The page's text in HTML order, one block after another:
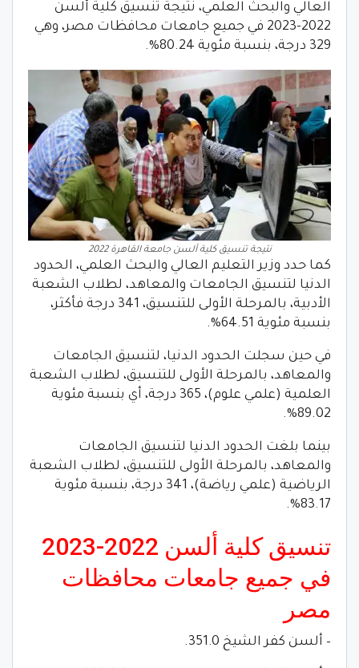
العالي والبحث العلمي، نتيجة تنسيق كلية ألسن
2022-2023 في جميع جامعات محافظات مصر، وهي
329 درجة، بنسبة مئوية 80.24%.
نتيجة تنسيق كلية ألسن جامعة القاهرة 2022
كما حدد وزير التعليم العالي والبحث العلمي، الحدود
الدنيا لتنسيق الجامعات والمعاهد، لطلاب الشعبة
الأدبية، بالمرحلة الأولى للتنسيق، 341 درجة فأكثر،
بنسبة مئوية 64.51%.
في حين سجلت الحدود الدنيا، لتنسيق الجامعات
والمعاهد، بالمرحلة الأولى للتنسيق، لطلاب الشعبة
العلمية (علمي علوم)، 365 درجة، أي بنسبة مئوية
89.02%.
بينما بلغت الحدود الدنيا لتنسيق الجامعات
والمعاهد، بالمرحلة الأولى للتنسيق، لطلاب الشعبة
الرياضية (علمي رياضة)، 341 درجة، بنسبة مئوية
83.17%.
تنسيق كلية ألسن 2022-2023
في جميع جامعات محافظات
مصر
– ألسن كفر الشيخ 351.0.